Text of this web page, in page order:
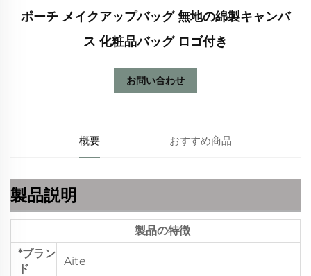
ポーチ メイクアップバッグ 無地の綿製キャンバ
ス 化粧品バッグ ロゴ付き
お問い合わせ
概要 おすすめ商品
製品説明
製品の特徴
*ブラン
ド
Aite